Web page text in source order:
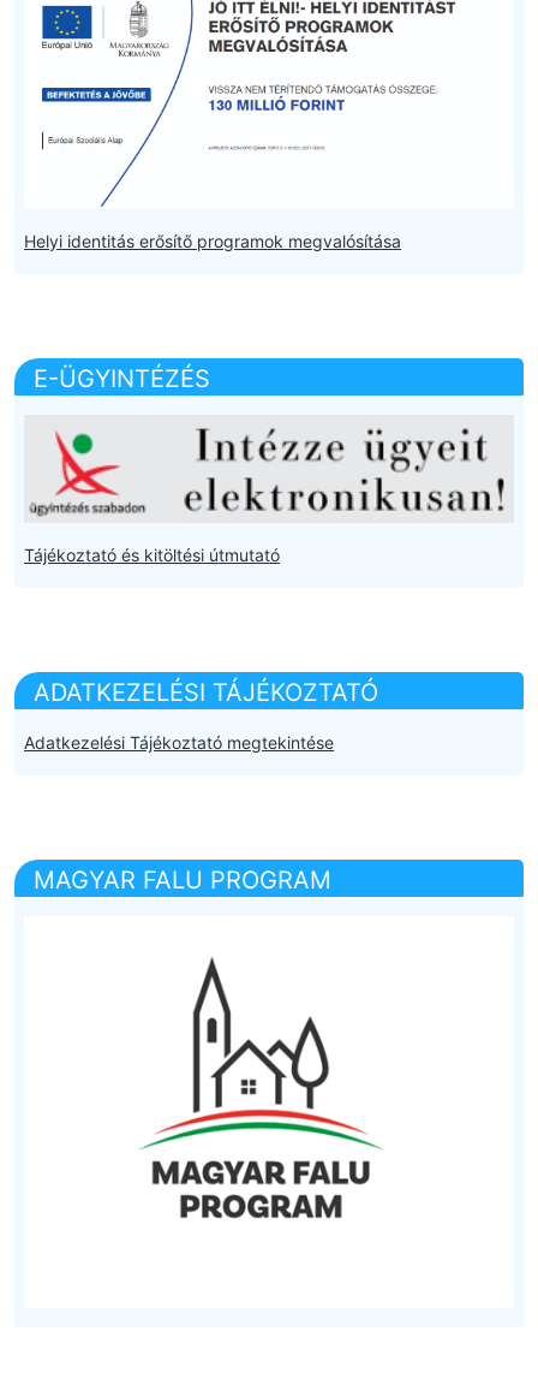
Helyi identitás erősítő programok megvalósítása
E-ÜGYINTÉZÉS
Tájékoztató és kitöltési útmutató
ADATKEZELÉSI TÁJÉKOZTATÓ
Adatkezelési Tájékoztató megtekintése
MAGYAR FALU PROGRAM